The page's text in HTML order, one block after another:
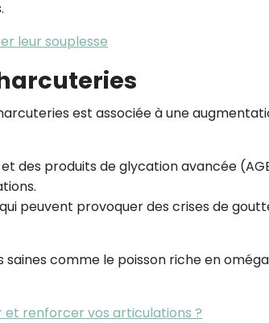
leur souplesse
est associée à une
et des produits de glycation avancée
peuvent provoquer des crises de
comme le poisson riche en
et renforcer vos articulations ?